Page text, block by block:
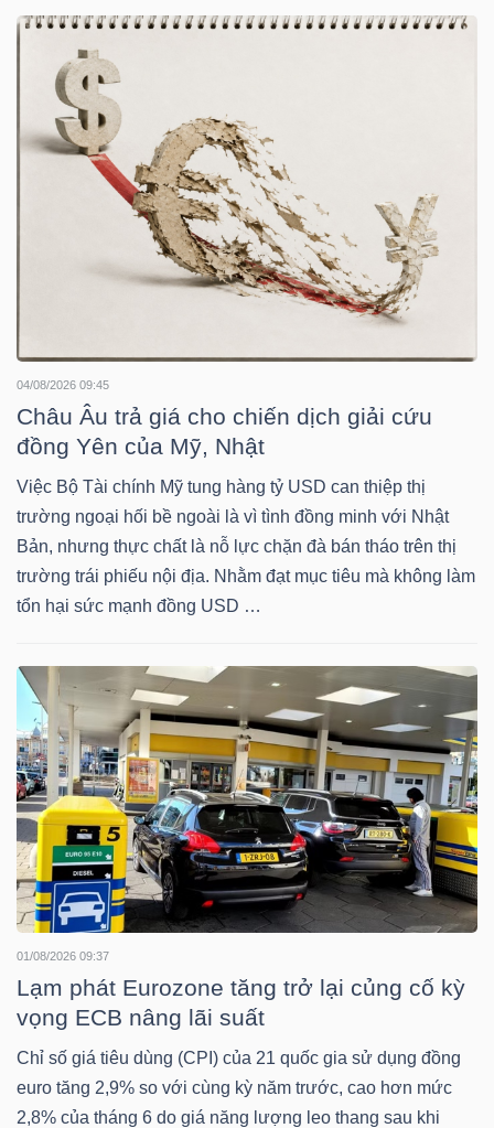
04/08/2026 09:45
Châu Âu trả giá cho chiến dịch giải cứu
đồng Yên của Mỹ, Nhật
Việc Bộ Tài chính Mỹ tung hàng tỷ USD can thiệp thị
trường ngoại hối bề ngoài là vì tình đồng minh với Nhật
Bản, nhưng thực chất là nỗ lực chặn đà bán tháo trên thị
trường trái phiếu nội địa. Nhằm đạt mục tiêu mà không làm
tổn hại sức mạnh đồng USD …
01/08/2026 09:37
Lạm phát Eurozone tăng trở lại củng cố kỳ
vọng ECB nâng lãi suất
Chỉ số giá tiêu dùng (CPI) của 21 quốc gia sử dụng đồng
euro tăng 2,9% so với cùng kỳ năm trước, cao hơn mức
2,8% của tháng 6 do giá năng lượng leo thang sau khi
HÓA
KINH
ĐÔNG
CHÍNH
CÁ
PHÂN
TÍCH
VIETSTOCKFINANCE
VĨ
MÔ
NGÀNH